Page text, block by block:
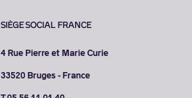
SIÈGE SOCIAL FRANCE
4 Rue Pierre et Marie Curie
33520 Bruges - France